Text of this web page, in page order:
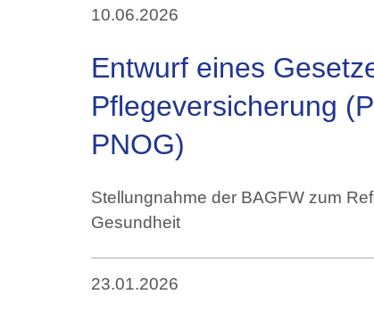
10.06.2026
Entwurf eines
Pflegeversicherung
PNOG)
Stellungnahme der BAGFW zum
Gesundheit
23.01.2026